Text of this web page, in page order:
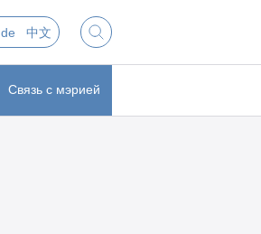
de 中文
Связь с мэрией